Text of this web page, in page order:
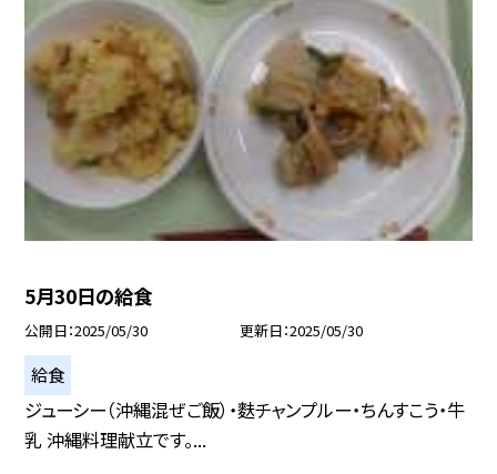
5月30日の給食
公開日 2025/05/30 更新日 2025/05/30
給食
ジューシー（沖縄混ぜご飯）・麩チャンプルー・ちんすこう・牛
乳 沖縄料理献立です。...